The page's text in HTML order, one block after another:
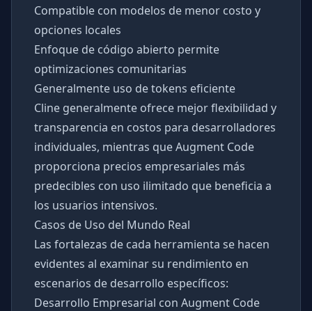
Compatible con modelos de menor costo y
opciones locales
Enfoque de código abierto permite
optimizaciones comunitarias
Generalmente uso de tokens eficiente
Cline generalmente ofrece mejor flexibilidad y
transparencia en costos para desarrolladores
individuales, mientras que Augment Code
proporciona precios empresariales más
predecibles con uso ilimitado que beneficia a
los usuarios intensivos.
Casos de Uso del Mundo Real
Las fortalezas de cada herramienta se hacen
evidentes al examinar su rendimiento en
escenarios de desarrollo específicos:
Desarrollo Empresarial con Augment Code